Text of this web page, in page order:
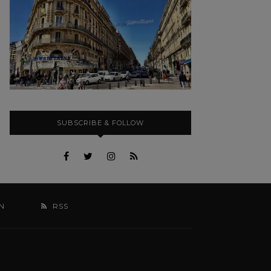
SUBSCRIBE & FOLLOW
RSS